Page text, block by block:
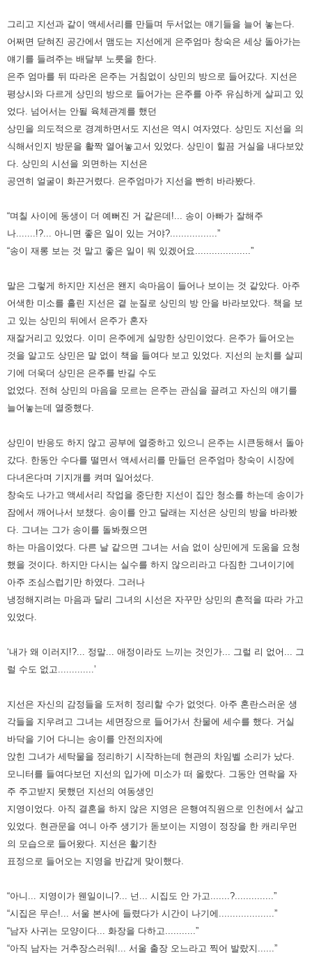
그리고 지선과 같이 액세서리를 만들며 두서없는 얘기들을 늘어 놓는다.
어쩌면 닫혀진 공간에서 맴도는 지선에게 은주엄마 창숙은 세상 돌아가는
얘기를 들려주는 배달부 노릇을 한다.
은주 엄마를 뒤 따라온 은주는 거침없이 상민의 방으로 들어갔다. 지선은
평상시와 다르게 상민의 방으로 들어가는 은주를 아주 유심하게 살피고 있
었다. 넘어서는 안될 육체관계를 했던
상민을 의도적으로 경계하면서도 지선은 역시 여자였다. 상민도 지선을 의
식해서인지 방문을 활짝 열어놓고서 있었다. 상민이 힐끔 거실을 내다보았
다. 상민의 시선을 외면하는 지선은
공연히 얼굴이 화끈거렸다. 은주엄마가 지선을 빤히 바라봤다.
“며칠 사이에 동생이 더 예뻐진 거 같은데!... 송이 아빠가 잘해주
나.......!?... 아니면 좋은 일이 있는 거야?.................”
“송이 재롱 보는 것 말고 좋은 일이 뭐 있겠어요....................”
말은 그렇게 하지만 지선은 왠지 속마음이 들어나 보이는 것 같았다. 아주
어색한 미소를 흘린 지선은 곁 눈질로 상민의 방 안을 바라보았다. 책을 보
고 있는 상민의 뒤에서 은주가 혼자
재잘거리고 있었다. 이미 은주에게 실망한 상민이었다. 은주가 들어 오는
것을 알고도 상민은 말 없이 책을 들여다 보고 있었다. 지선의 눈치를 살피
기에 더욱더 상민은 은주를 반길 수도
없었다. 전혀 상민의 마음을 모르는 은주는 관심을 끌려고 자신의 얘기를
늘어놓는데 열중했다.
상민이 반응도 하지 않고 공부에 열중하고 있으니 은주는 시큰둥해서 돌아
갔다. 한동안 수다를 떨면서 액세서리를 만들던 은주엄마 창숙이 시장에
다녀온다며 기지개를 켜며 일어섰다.
창숙도 나가고 액세서리 작업을 중단한 지선이 집안 청소를 하는데 송이가
잠에서 깨어나서 보챘다. 송이를 안고 달래는 지선은 상민의 방을 바라봤
다. 그녀는 그가 송이를 돌봐줬으면
하는 마음이었다. 다른 날 같으면 그녀는 서슴 없이 상민에게 도움을 요청
했을 것이다. 하지만 다시는 실수를 하지 않으리라고 다짐한 그녀이기에
아주 조심스럽기만 하였다. 그러나
냉정해지려는 마음과 달리 그녀의 시선은 자꾸만 상민의 흔적을 따라 가고
있었다.
‘내가 왜 이러지!?... 정말... 애정이라도 느끼는 것인가... 그럴 리 없어... 그
럴 수도 없고.............’
지선은 자신의 감정들을 도저히 정리할 수가 없엇다. 아주 혼란스러운 생
각들을 지우려고 그녀는 세면장으로 들어가서 찬물에 세수를 했다. 거실
바닥을 기어 다니는 송이를 안전의자에
앉힌 그녀가 세탁물을 정리하기 시작하는데 현관의 차임벨 소리가 났다.
모니터를 들여다보던 지선의 입가에 미소가 떠 올랐다.
그동안 연락을 자
주 주고받지 못했던 지선의 여동생인
지영이었다. 아직 결혼을 하지 않은 지영은 은행여직원으로 인천에서 살고
있었다. 현관문을 여니 아주 생기가 돋보이는 지영이 정장을 한 캐리우먼
의 모습으로 들어왔다. 지선은 활기찬
표정으로 들어오는 지영을 반갑게 맞이했다.
“아니... 지영이가 웬일이니?... 넌... 시집도 안 가고.......?..............”
“시집은 무슨!... 서울 본사에 들렸다가 시간이 나기에....................”
“남자 사귀는 모양이다... 화장을 다하고...........”
“아직 남자는 거추장스러워!... 서울 출장 오느라고 찍어 발랐지......”